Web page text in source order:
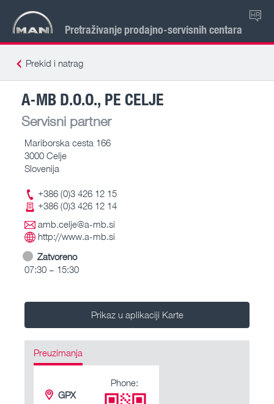
Pretraživanje prodajno-servisnih centara
HR
Prekid i natrag
A-MB D.O.O., PE CELJE
Servisni partner
Mariborska cesta 166
3000 Celje
Slovenija
+386 (0)3 426 12 15
+386 (0)3 426 12 14
amb.celje@a-mb.si
http://www.a-mb.si
Zatvoreno
07:30 – 15:30
Prikaz u aplikaciji Karte
Preuzimanja
GPX
Phone: